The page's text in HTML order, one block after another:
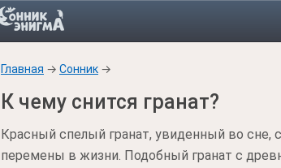
Главная → Сонник →
К чему снится гранат?
Красный спелый гранат, увиденный во
перемены в жизни. Подобный гранат с